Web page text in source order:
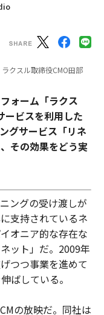
クスル取締役CMO田部
ォーム「ラクス
ービスを利用した
グサービス「リネ
その効果をどう実
ングの受け渡しが
支持されているネ
オニア的な存在な
ット」だ。2009年
つつ事業を進めて
ばしている。
の放映だ。同社は